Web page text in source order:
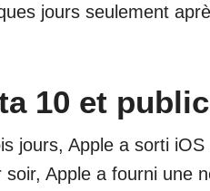
jours seulement
10 et
jours, Apple a sorti
soir, Apple a fourni une